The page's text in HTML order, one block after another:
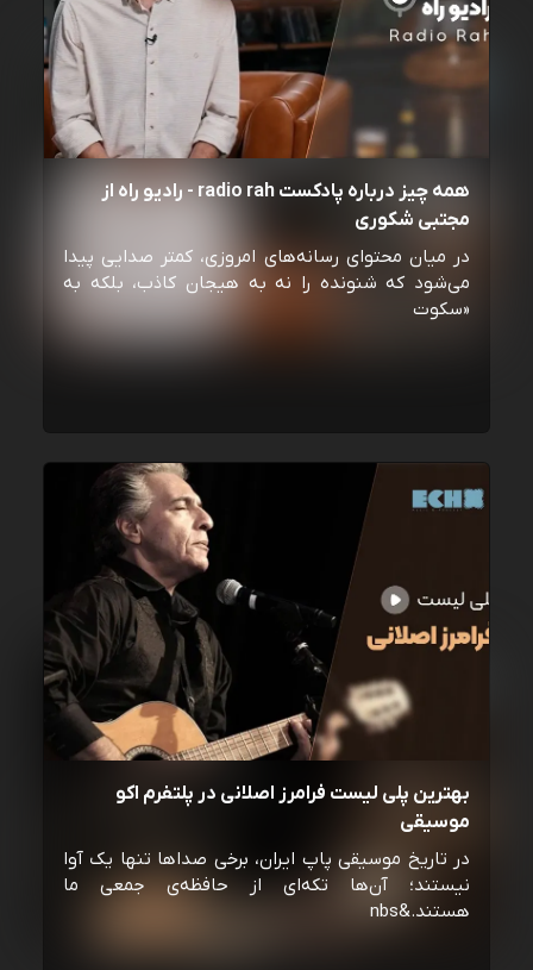
همه چیز درباره پادکست radio rah - رادیو راه از
مجتبی شکوری
در میان محتوای رسانه‌های امروزی، کمتر صدایی پیدا
می‌شود که شنونده را نه به هیجان کاذب، بلکه به
«سکوت
بهترین پلی لیست فرامرز اصلانی در پلتفرم اکو
موسیقی
در تاریخ موسیقی پاپ ایران، برخی صداها تنها یک آوا
نیستند؛ آن‌ها تکه‌ای از حافظه‌ی جمعی ما
هستند.&nbs